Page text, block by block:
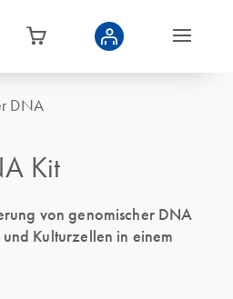
DNA
Kit
von genomischer DNA
Kulturzellen in einem